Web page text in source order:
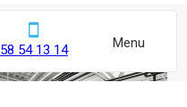
58 54 13 14 Menu